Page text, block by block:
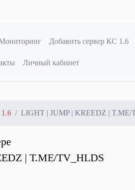
Добавить сервер КС 1.6
Личный кабинет
LIGHT | JUMP | KREEDZ | T.ME/
| T.ME/TV_HLDS